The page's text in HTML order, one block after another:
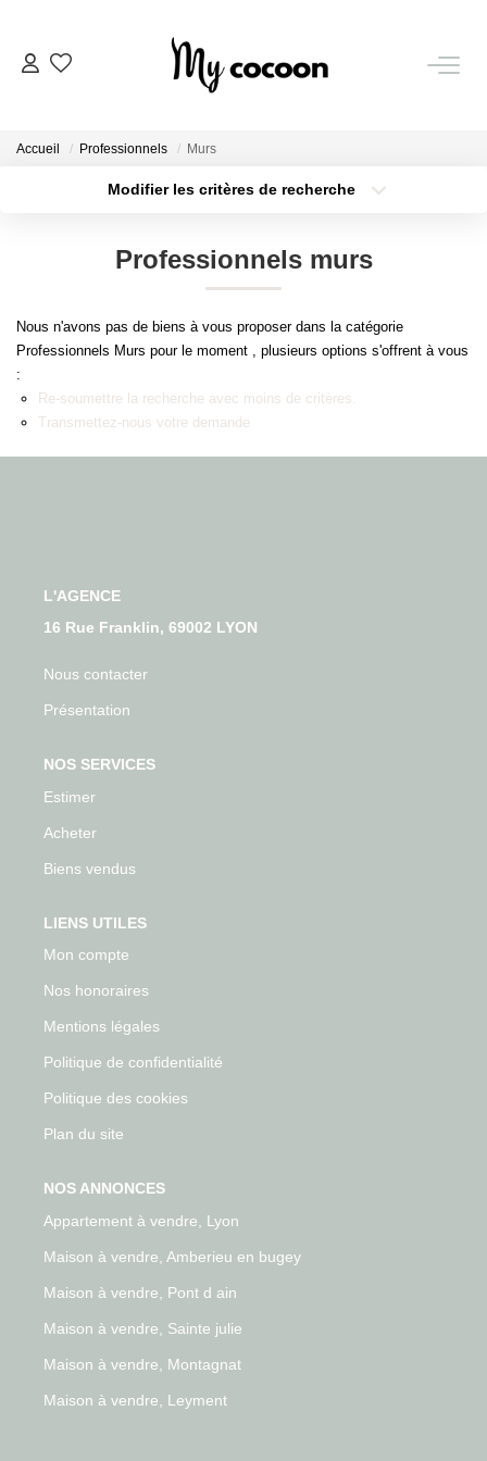
CONTACT
Accueil Professionnels Murs
Modifier les critères de recherche
Plus de critères Créer une alerte
Professionnels murs
Nous n'avons pas de biens à vous proposer dans la catégorie
Professionnels Murs pour le moment , plusieurs options s'offrent à vous
:
Re-soumettre la recherche avec moins de critères.
Transmettez-nous votre demande
L'AGENCE
16 Rue Franklin, 69002 LYON
Nous contacter
Présentation
NOS SERVICES
Estimer
Acheter
Biens vendus
LIENS UTILES
Mon compte
Nos honoraires
Mentions légales
Politique de confidentialité
Politique des cookies
Plan du site
NOS ANNONCES
Appartement à vendre, Lyon
Maison à vendre, Amberieu en bugey
Maison à vendre, Pont d ain
Maison à vendre, Sainte julie
Maison à vendre, Montagnat
Maison à vendre, Leyment